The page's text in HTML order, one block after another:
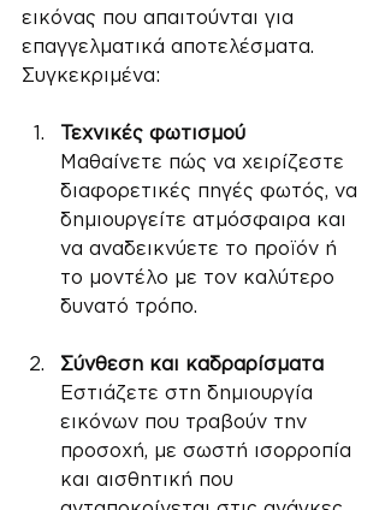
εικόνας που απαιτούνται για
επαγγελματικά αποτελέσματα.
Συγκεκριμένα:
Τεχνικές φωτισμού
Μαθαίνετε πώς να χειρίζεστε
διαφορετικές πηγές φωτός, να
δημιουργείτε ατμόσφαιρα και
να αναδεικνύετε το προϊόν ή
το μοντέλο με τον καλύτερο
δυνατό τρόπο.
Σύνθεση και καδραρίσματα
Εστιάζετε στη δημιουργία
εικόνων που τραβούν την
προσοχή, με σωστή ισορροπία
και αισθητική που